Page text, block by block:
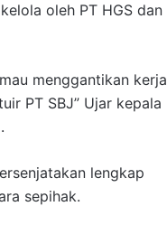
oleh PT HGS dan
menggantikan kerja
PT SBJ” Ujar kepala
lengkap
sepihak.